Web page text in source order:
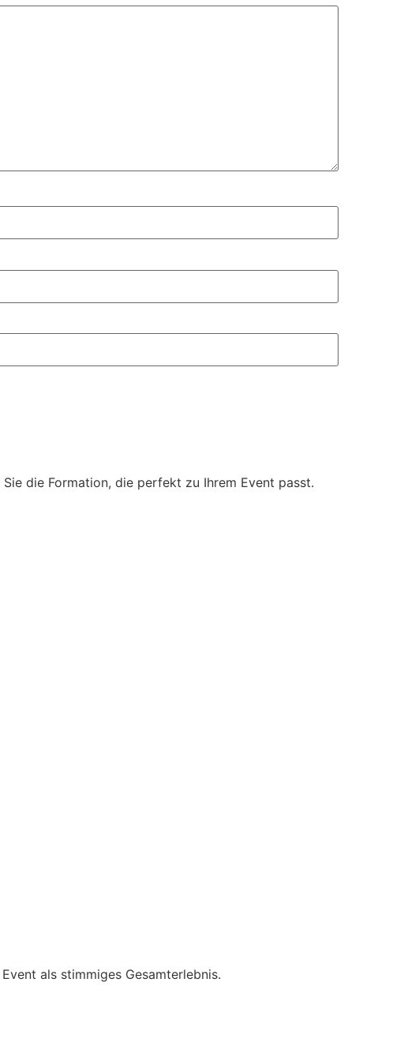
die Formation, die perfekt zu Ihrem Event passt.
als stimmiges Gesamterlebnis.